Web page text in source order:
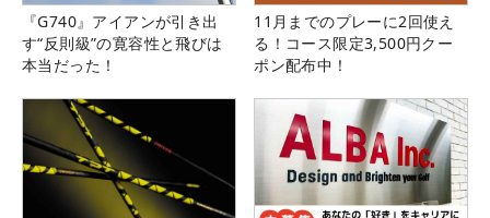
『G740』アイアンが引き出
す“反則級”の寛容性と飛びは
本当だった！
11月までのプレーに2回使え
る！コース限定3,500円クー
ポン配布中！